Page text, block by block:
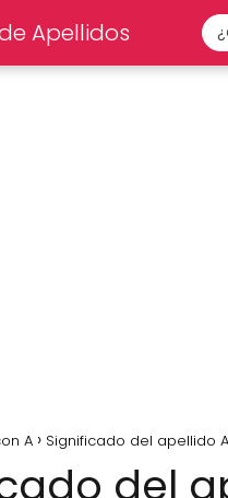
Apellidos
A Significado del apellido
del